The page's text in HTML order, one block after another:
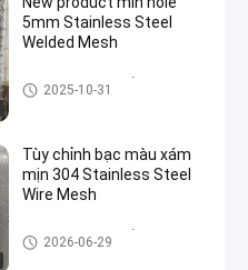
5mm Stainless Steel
Welded Mesh
Lưới thép không gỉ
2025-10-31
Tùy chỉnh bạc màu xám
mịn 304 Stainless Steel
Wire Mesh
Lưới thép không gỉ
2026-06-29